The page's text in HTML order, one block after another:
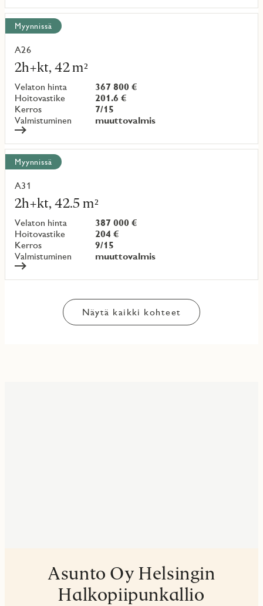
Myynnissä
A26
2h+kt, 42 m²
Velaton hinta
367 800 €
Hoitovastike
201.6 €
Kerros
7/15
Valmistuminen
muuttovalmis
Lue
lisää
kohteesta
Myynnissä
A31
2h+kt, 42.5 m²
Velaton hinta
387 000 €
Hoitovastike
204 €
Kerros
9/15
Valmistuminen
muuttovalmis
Lue
lisää
kohteesta
Näytä kaikki kohteet
Asunto Oy Helsingin
Halkopiipunkallio